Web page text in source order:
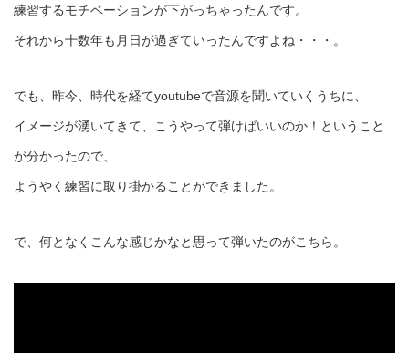
練習するモチベーションが下がっちゃったんです。
それから十数年も月日が過ぎていったんですよね・・・。
でも、昨今、時代を経てyoutubeで音源を聞いていくうちに、
イメージが湧いてきて、こうやって弾けばいいのか！ということ
が分かったので、
ようやく練習に取り掛かることができました。
で、何となくこんな感じかなと思って弾いたのがこちら。